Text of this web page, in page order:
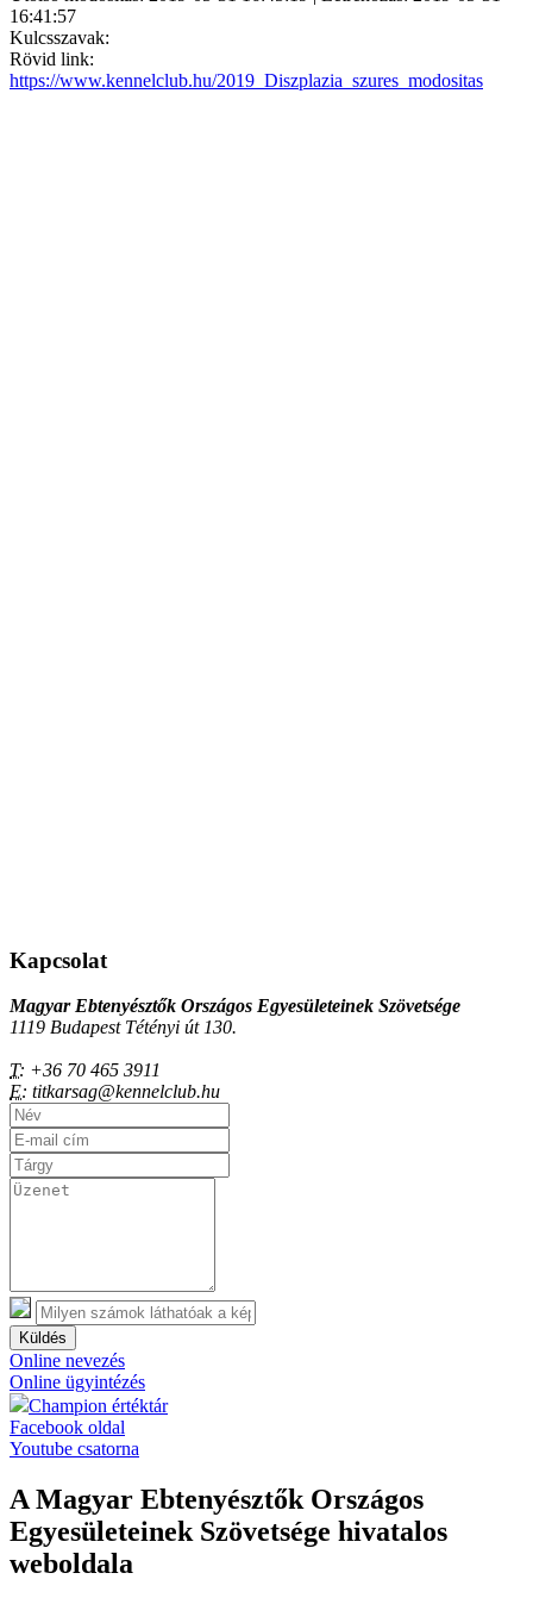
16:41:57
Kulcsszavak:
Rövid link:
https://www.kennelclub.hu/2019_Diszplazia_szures_modositas
Kapcsolat
Magyar Ebtenyésztők Országos Egyesületeinek Szövetsége
1119 Budapest Tétényi út 130.
T: +36 70 465 3911
E: titkarsag@kennelclub.hu
Küldés
Online nevezés
Online ügyintézés
Champion értéktár
Facebook oldal
Youtube csatorna
A Magyar Ebtenyésztők Országos
Egyesületeinek Szövetsége hivatalos
weboldala